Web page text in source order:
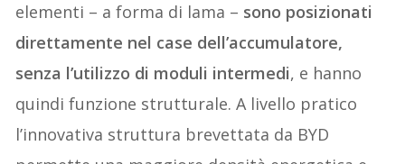
elementi – a forma di lama – sono posizionati
direttamente nel case dell’accumulatore,
senza l’utilizzo di moduli intermedi, e hanno
quindi funzione strutturale. A livello pratico
l’innovativa struttura brevettata da BYD